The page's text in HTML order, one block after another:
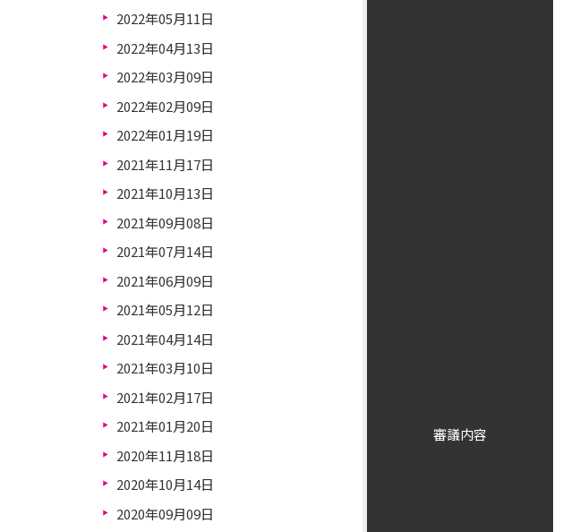
審議内容
2022年05月11日
2022年04月13日
2022年03月09日
2022年02月09日
2022年01月19日
2021年11月17日
2021年10月13日
2021年09月08日
2021年07月14日
2021年06月09日
2021年05月12日
2021年04月14日
2021年03月10日
2021年02月17日
2021年01月20日
2020年11月18日
2020年10月14日
2020年09月09日